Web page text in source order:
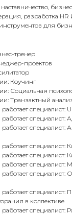
разработка
для
тренер
проектов
Коучинг
Социальная
Транзактный
специалист:
специалист:
специалист:
специалист:
специалист:
специалист:
специалист:
специалист:
в коллективе
специалист: